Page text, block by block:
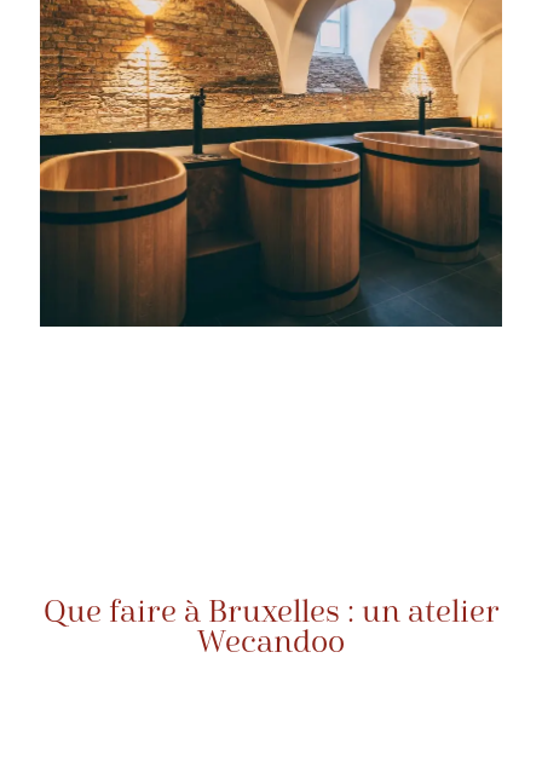
Que faire à Bruxelles : un atelier
Wecandoo